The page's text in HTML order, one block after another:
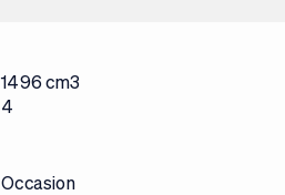
1496 cm3
4
Occasion